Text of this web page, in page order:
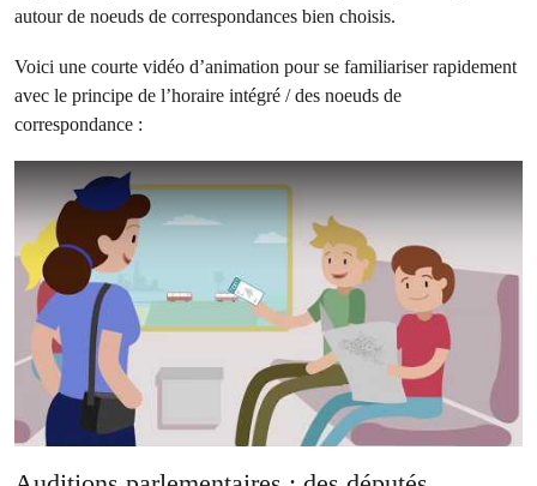
autour de noeuds de correspondances bien choisis.
Voici une courte vidéo d’animation pour se familiariser rapidement
avec le principe de l’horaire intégré / des noeuds de
correspondance :